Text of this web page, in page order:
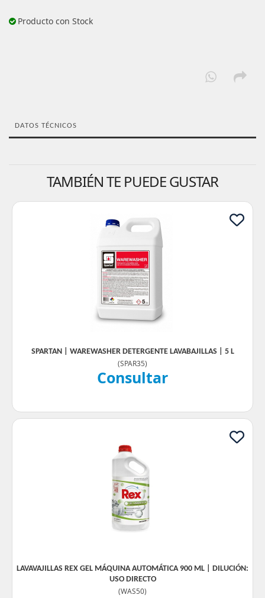
Producto con Stock
DATOS TÉCNICOS
TAMBIÉN TE PUEDE GUSTAR
SPARTAN | WAREWASHER DETERGENTE LAVABAJILLAS | 5 L
(SPAR35)
Consultar
LAVAVAJILLAS REX GEL MÁQUINA AUTOMÁTICA 900 ML | DILUCIÓN:
USO DIRECTO
(WAS50)